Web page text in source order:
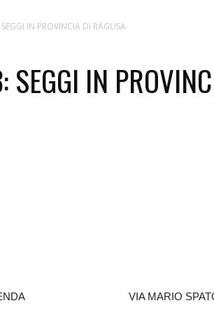
IN PROVINCIA DI RAGUSA
IN
VIA MARIO